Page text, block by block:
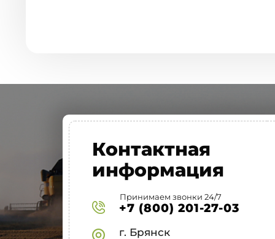
Контактная
информация
Принимаем звонки 24/7
+7 (800) 201-27-03
г. Брянск